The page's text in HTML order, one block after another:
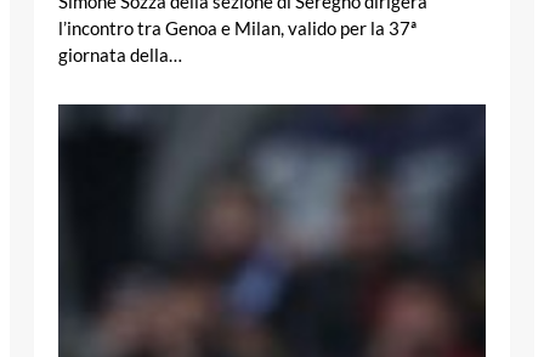
l’incontro tra Genoa e Milan, valido per la 37ª
giornata della…